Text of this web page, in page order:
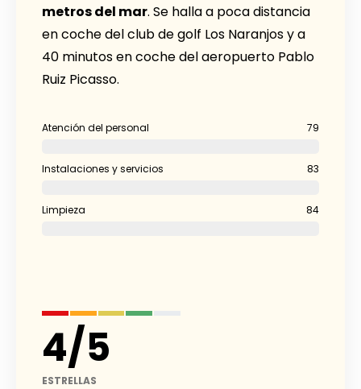
metros del mar. Se halla a poca distancia
en coche del club de golf Los Naranjos y a
40 minutos en coche del aeropuerto Pablo
Ruiz Picasso.
Atención del personal 79
Instalaciones y servicios 83
Limpieza 84
4/5
ESTRELLAS